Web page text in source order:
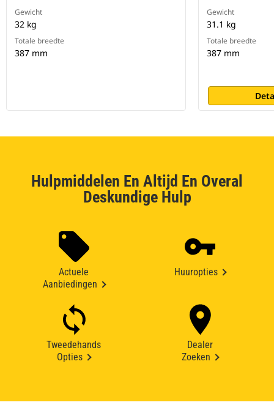
Gewicht
32 kg
Totale breedte
387 mm
Gewicht
31.1 kg
Totale breedte
387 mm
Hulpmiddelen En Altijd En Overal
Deskundige Hulp
Actuele
Aanbiedingen
Huuropties
Tweedehands
Opties
Dealer
Zoeken